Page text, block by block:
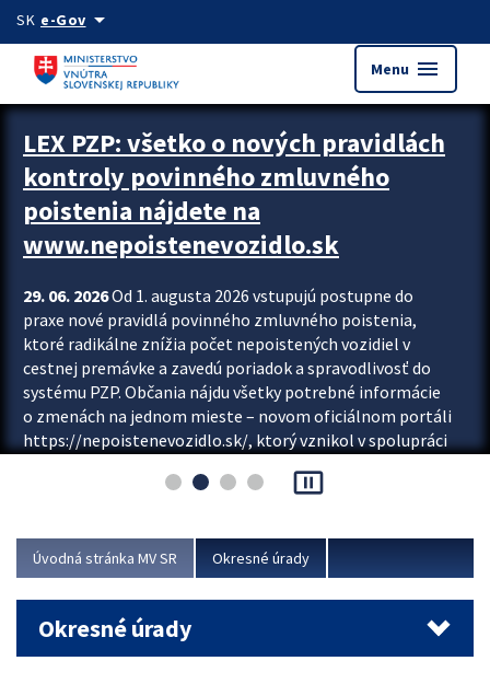
Preskocit na hlavný obsah
SK e-Govarrow_drop_down
Menu menu
Zastavit automatický posun upútavok
LEX PZP: všetko o nových pravidlách
kontroly povinného zmluvného
poistenia nájdete na
www.nepoistenevozidlo.sk
29. 06. 2026Od 1. augusta 2026 vstupujú postupne do
praxe nové pravidlá povinného zmluvného poistenia,
ktoré radikálne znížia počet nepoistených vozidiel v
cestnej premávke a zavedú poriadok a spravodlivosť do
systému PZP. Občania nájdu všetky potrebné informácie
o zmenách na jednom mieste – novom oficiálnom portáli
https://nepoistenevozidlo.sk/, ktorý vznikol v spolupráci
asociácie poisťovní (SLASPO) a Ministerstva vnútra SR.
Viac
pause_presentation
Úvodná stránka MV SR Okresné úrady
Okresné úrady